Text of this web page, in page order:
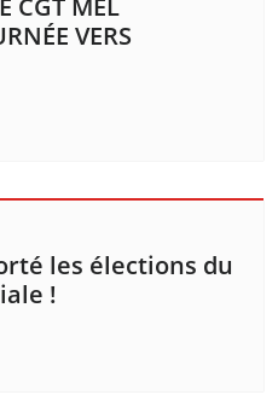
CGT MEL
VERS
les élections du
!